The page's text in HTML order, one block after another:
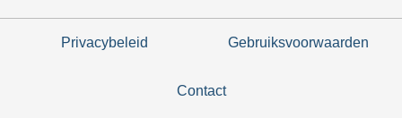
Privacybeleid Gebruiksvoorwaarden
Contact